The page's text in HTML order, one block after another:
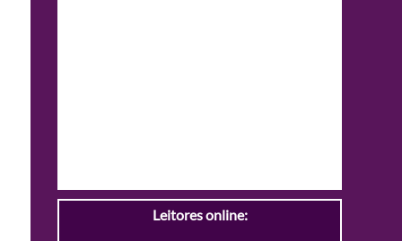
Leitores online: